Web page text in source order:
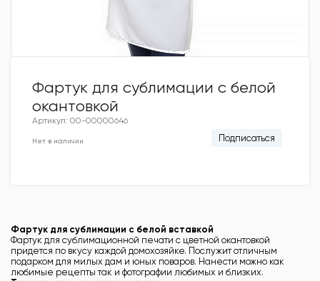
Фартук для сублимации с белой
окантовкой
Артикул: 00-00000646
Нет в наличии Подписаться
Фартук для сублимации с белой вставкой
Фартук для сублимационной печати с цветной окантовкой
придется по вкусу каждой домохозяйке. Послужит отличным
подарком для милых дам и юных поваров. Нанести можно как
любимые рецепты так и фотографии любимых и близких.